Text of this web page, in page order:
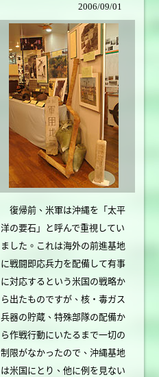
2006/09/01
復帰前、米軍は沖縄を「太平
洋の要石」と呼んで重視してい
ました。これは海外の前進基地
に戦闘即応兵力を配備して有事
に対応するという米国の戦略か
ら出たものですが、核・毒ガス
兵器の貯蔵、特殊部隊の配備か
ら作戦行動にいたるまで一切の
制限がなかったので、沖縄基地
は米国にとり、他に例を見ない